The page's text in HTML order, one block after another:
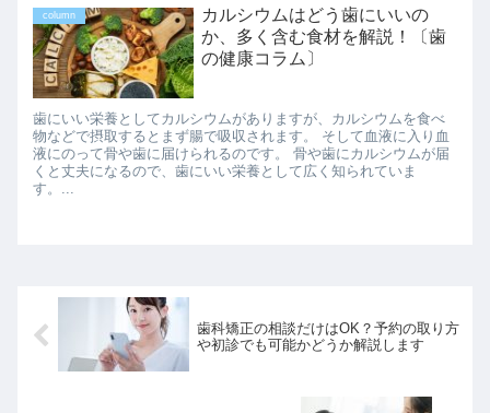
column
カルシウムはどう歯にいいの
か、多く含む食材を解説！〔歯
の健康コラム〕
歯にいい栄養としてカルシウムがありますが、カルシウムを食べ
物などで摂取するとまず腸で吸収されます。 そして血液に入り血
液にのって骨や歯に届けられるのです。 骨や歯にカルシウムが届
くと丈夫になるので、歯にいい栄養として広く知られていま
す。...
歯科矯正の相談だけはOK？予約の取り方
や初診でも可能かどうか解説します